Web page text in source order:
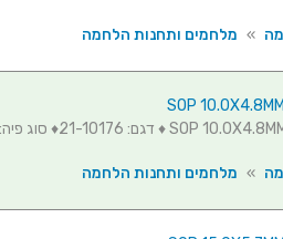
» מלחמים ותחנות הלחמה
» מלחמים ותחנות הלחמה